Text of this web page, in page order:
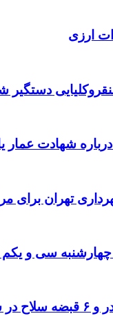
دستگیر
شهادت عمار
سی و یکم